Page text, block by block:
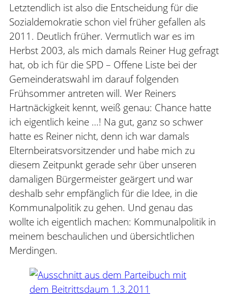
Letztendlich ist also die Entscheidung für die
Sozialdemokratie schon viel früher gefallen als
2011. Deutlich früher. Vermutlich war es im
Herbst 2003, als mich damals Reiner Hug gefragt
hat, ob ich für die SPD – Offene Liste bei der
Gemeinderatswahl im darauf folgenden
Frühsommer antreten will. Wer Reiners
Hartnäckigkeit kennt, weiß genau: Chance hatte
ich eigentlich keine …! Na gut, ganz so schwer
hatte es Reiner nicht, denn ich war damals
Elternbeiratsvorsitzender und habe mich zu
diesem Zeitpunkt gerade sehr über unseren
damaligen Bürgermeister geärgert und war
deshalb sehr empfänglich für die Idee, in die
Kommunalpolitik zu gehen. Und genau das
wollte ich eigentlich machen: Kommunalpolitik in
meinem beschaulichen und übersichtlichen
Merdingen.